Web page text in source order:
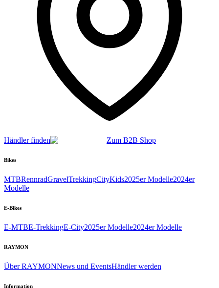
Händler finden Zum B2B Shop
Bikes
MTBRennradGravelTrekkingCityKids2025er Modelle2024er
Modelle
E-Bikes
E-MTBE-TrekkingE-City2025er Modelle2024er Modelle
RAYMON
Über RAYMONNews und EventsHändler werden
Information